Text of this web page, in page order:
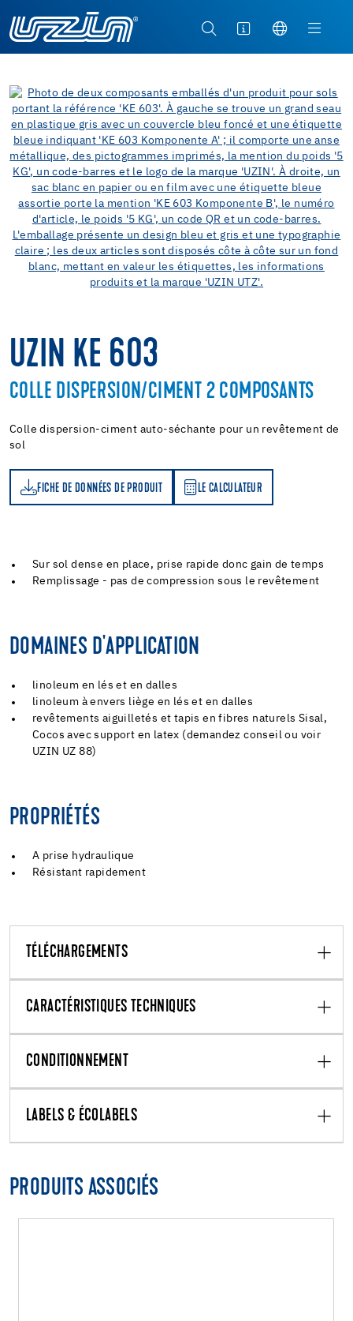
UZIN KE 603
COLLE DISPERSION/CIMENT 2 COMPOSANTS
Colle dispersion-ciment auto-séchante pour un revêtement de
sol
FICHE DE DONNÉES DE PRODUIT LE CALCULATEUR
LE CALCULATEUR
Sur sol dense en place, prise rapide donc gain de temps
Remplissage - pas de compression sous le revêtement
DOMAINES D'APPLICATION
linoleum en lés et en dalles
linoleum à envers liège en lés et en dalles
revêtements aiguilletés et tapis en fibres naturels Sisal,
Cocos avec support en latex (demandez conseil ou voir
UZIN UZ 88)
PROPRIÉTÉS
A prise hydraulique
Résistant rapidement
TÉLÉCHARGEMENTS
CARACTÉRISTIQUES TECHNIQUES
CONDITIONNEMENT
LABELS & ÉCOLABELS
PRODUITS ASSOCIÉS